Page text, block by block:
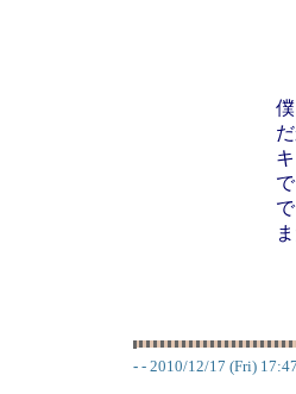
- - 2010/12/17 (Fri) 17:47